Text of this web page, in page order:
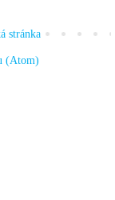
stránka
(Atom)